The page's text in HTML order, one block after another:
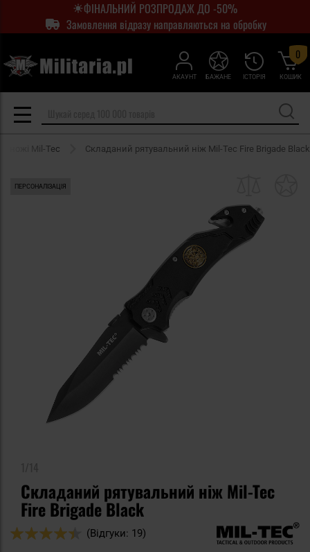
ФІНАЛЬНИЙ РОЗПРОДАЖ ДО -50%
Замовлення відразу направляються на обробку
АКАУНТ ІСТОРІЯ
БАЖАНЕ КОШИК
0
ножі Mil-Tec Складаний рятувальний ніж Mil-Tec Fire Brigade Black
ПЕРСОНАЛІЗАЦІЯ
Складаний рятувальний ніж Mil-Tec
Fire Brigade Black
Оцінка:
(Відгуки: 19)